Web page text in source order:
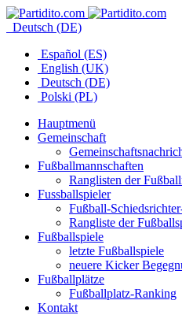
Deutsch (DE)
Español (ES)
English (UK)
Deutsch (DE)
Polski (PL)
Hauptmenü
Gemeinschaft
Fußballmannschaften
Ranglisten der
Fussballspieler
Fußball-
Rangliste der
Fußballspiele
letzte Fußballspiele
neuere Kicker
Fußballplätze
Fußballplatz-Ranking
Kontakt